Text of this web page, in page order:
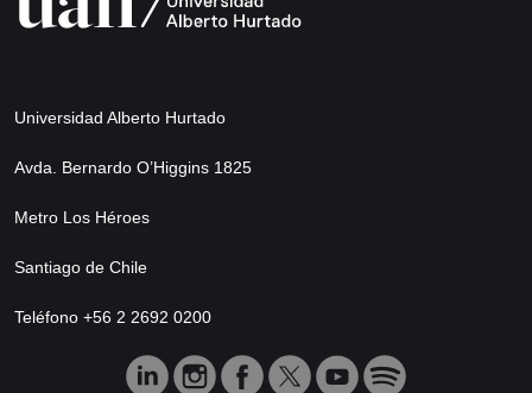
Universidad Alberto Hurtado
Avda. Bernardo O’Higgins 1825
Metro Los Héroes
Santiago de Chile
Teléfono +56 2 2692 0200